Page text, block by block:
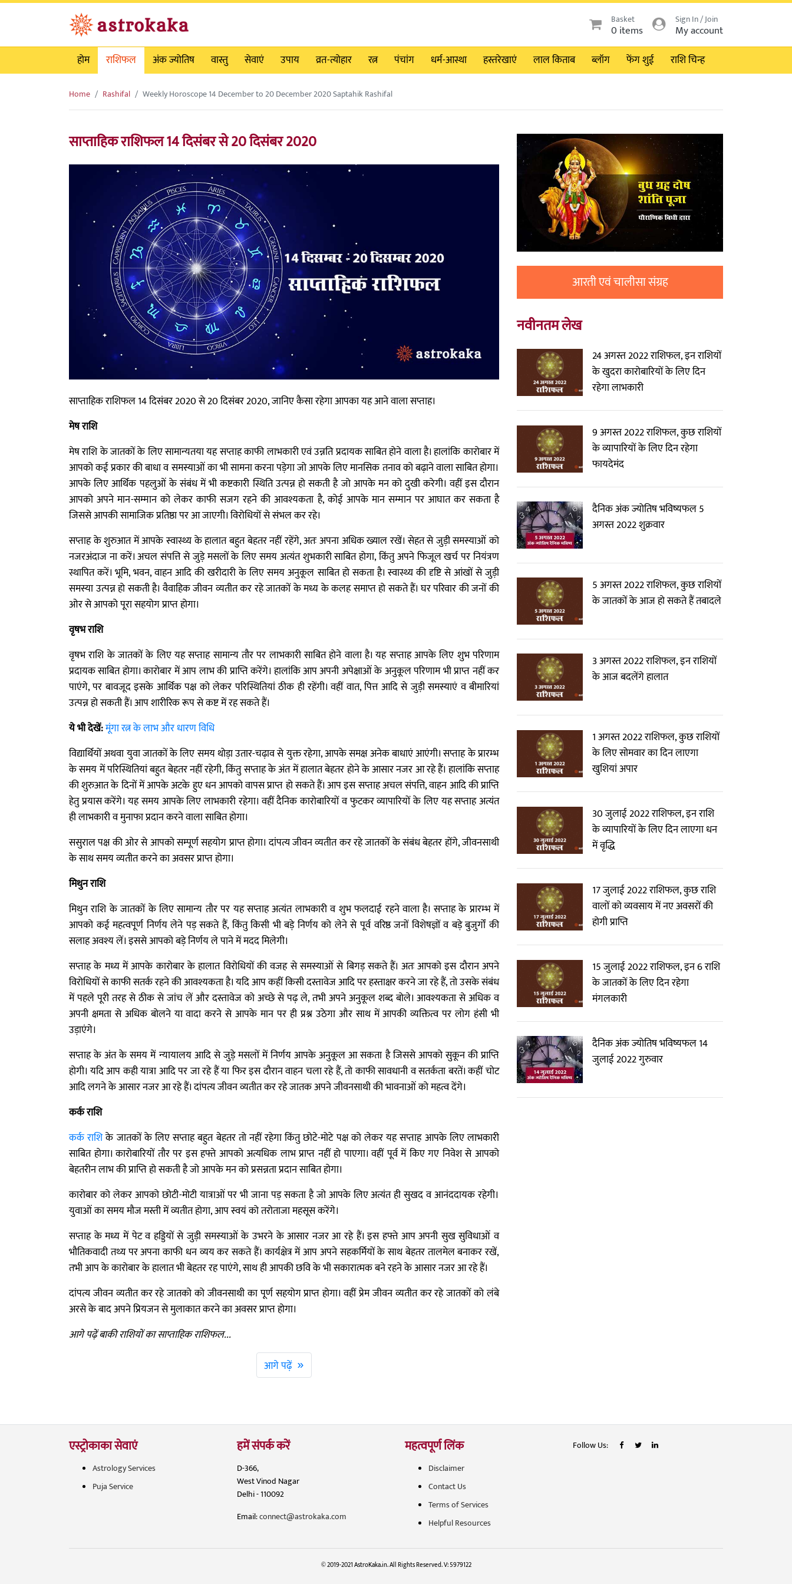
Basket
0 items
Sign In / Join
My account
होम
राशिफल अंक ज्योतिष वास्तु सेवाएं उपाय व्रत-त्योहार रत्न पंचांग धर्म-आस्था हस्तरेखाएं लाल किताब ब्लॉग फेंग शुई राशि चिन्ह
Home Rashifal Weekly Horoscope 14 December to 20 December 2020 Saptahik Rashifal
साप्ताहिक राशिफल 14 दिसंबर से 20 दिसंबर 2020
साप्ताहिक राशिफल 14 दिसंबर 2020 से 20 दिसंबर 2020, जानिए कैसा रहेगा आपका यह आने वाला सप्ताह।
मेष राशि
मेष राशि के जातकों के लिए सामान्यतया यह सप्ताह काफी लाभकारी एवं उन्नति प्रदायक साबित होने वाला है। हालांकि कारोबार में
आपको कई प्रकार की बाधा व समस्याओं का भी सामना करना पड़ेगा जो आपके लिए मानसिक तनाव को बढ़ाने वाला साबित होगा।
आपके लिए आर्थिक पहलुओं के संबंध में भी कष्टकारी स्थिति उत्पन्न हो सकती है जो आपके मन को दुखी करेगी। वहीं इस दौरान
आपको अपने मान-सम्मान को लेकर काफी सजग रहने की आवश्यकता है, कोई आपके मान सम्मान पर आघात कर सकता है
जिससे आपकी सामाजिक प्रतिष्ठा पर आ जाएगी। विरोधियों से संभल कर रहे।
सप्ताह के शुरुआत में आपके स्वास्थ्य के हालात बहुत बेहतर नहीं रहेंगे, अतः अपना अधिक ख्याल रखें। सेहत से जुड़ी समस्याओं को
नजरअंदाज ना करें। अचल संपत्ति से जुड़े मसलों के लिए समय अत्यंत शुभकारी साबित होगा, किंतु अपने फिजूल खर्च पर नियंत्रण
स्थापित करें। भूमि, भवन, वाहन आदि की खरीदारी के लिए समय अनुकूल साबित हो सकता है। स्वास्थ्य की दृष्टि से आंखों से जुड़ी
समस्या उत्पन्न हो सकती है। वैवाहिक जीवन व्यतीत कर रहे जातकों के मध्य के कलह समाप्त हो सकते हैं। घर परिवार की जनों की
ओर से आपको पूरा सहयोग प्राप्त होगा।
वृषभ राशि
वृषभ राशि के जातकों के लिए यह सप्ताह सामान्य तौर पर लाभकारी साबित होने वाला है। यह सप्ताह आपके लिए शुभ परिणाम
प्रदायक साबित होगा। कारोबार में आप लाभ की प्राप्ति करेंगे। हालांकि आप अपनी अपेक्षाओं के अनुकूल परिणाम भी प्राप्त नहीं कर
पाएंगे, पर बावजूद इसके आर्थिक पक्ष को लेकर परिस्थितियां ठीक ही रहेंगी। वहीं वात, पित्त आदि से जुड़ी समस्याएं व बीमारियां
उत्पन्न हो सकती हैं। आप शारीरिक रूप से कष्ट में रह सकते हैं।
ये भी देखें:मूंगा रत्न के लाभ और धारण विधि
विद्यार्थियों अथवा युवा जातकों के लिए समय थोड़ा उतार-चढ़ाव से युक्त रहेगा, आपके समक्ष अनेक बाधाएं आएंगी। सप्ताह के प्रारम्भ
के समय में परिस्थितियां बहुत बेहतर नहीं रहेगी, किंतु सप्ताह के अंत में हालात बेहतर होने के आसार नजर आ रहे हैं। हालांकि सप्ताह
की शुरुआत के दिनों में आपके अटके हुए धन आपको वापस प्राप्त हो सकते हैं। आप इस सप्ताह अचल संपत्ति, वाहन आदि की प्राप्ति
हेतु प्रयास करेंगे। यह समय आपके लिए लाभकारी रहेगा। वहीं दैनिक कारोबारियों व फुटकर व्यापारियों के लिए यह सप्ताह अत्यंत
ही लाभकारी व मुनाफा प्रदान करने वाला साबित होगा।
ससुराल पक्ष की ओर से आपको सम्पूर्ण सहयोग प्राप्त होगा। दांपत्य जीवन व्यतीत कर रहे जातकों के संबंध बेहतर होंगे, जीवनसाथी
के साथ समय व्यतीत करने का अवसर प्राप्त होगा।
मिथुन राशि
मिथुन राशि के जातकों के लिए सामान्य तौर पर यह सप्ताह अत्यंत लाभकारी व शुभ फलदाई रहने वाला है। सप्ताह के प्रारम्भ में
आपको कई महत्वपूर्ण निर्णय लेने पड़ सकते हैं, किंतु किसी भी बड़े निर्णय को लेने से पूर्व वरिष्ठ जनों विशेषज्ञों व बड़े बुजुर्गों की
सलाह अवश्य लें। इससे आपको बड़े निर्णय ले पाने में मदद मिलेगी।
सप्ताह के मध्य में आपके कारोबार के हालात विरोधियों की वजह से समस्याओं से बिगड़ सकते हैं। अतः आपको इस दौरान अपने
विरोधियों से काफी सतर्क रहने की आवश्यकता है। यदि आप कहीं किसी दस्तावेज आदि पर हस्ताक्षर करने जा रहे हैं, तो उसके संबंध
में पहले पूरी तरह से ठीक से जांच लें और दस्तावेज को अच्छे से पढ़ ले, तभी अपने अनुकूल शब्द बोले। आवश्यकता से अधिक व
अपनी क्षमता से अधिक बोलने या वादा करने से आपके मान पर ही प्रश्न उठेगा और साथ में आपकी व्यक्तित्व पर लोग हंसी भी
उड़ाएंगे।
सप्ताह के अंत के समय में न्यायालय आदि से जुड़े मसलों में निर्णय आपके अनुकूल आ सकता है जिससे आपको सुकून की प्राप्ति
होगी। यदि आप कही यात्रा आदि पर जा रहे हैं या फिर इस दौरान वाहन चला रहे हैं, तो काफी सावधानी व सतर्कता बरतें। कहीं चोट
आदि लगने के आसार नजर आ रहे हैं। दांपत्य जीवन व्यतीत कर रहे जातक अपने जीवनसाथी की भावनाओं को महत्व देंगे।
कर्क राशि
कर्क राशिके जातकों के लिए सप्ताह बहुत बेहतर तो नहीं रहेगा किंतु छोटे-मोटे पक्ष को लेकर यह सप्ताह आपके लिए लाभकारी
साबित होगा। कारोबारियों तौर पर इस हफ्ते आपको अत्यधिक लाभ प्राप्त नहीं हो पाएगा। वहीं पूर्व में किए गए निवेश से आपको
बेहतरीन लाभ की प्राप्ति हो सकती है जो आपके मन को प्रसन्नता प्रदान साबित होगा।
कारोबार को लेकर आपको छोटी-मोटी यात्राओं पर भी जाना पड़ सकता है जो आपके लिए अत्यंत ही सुखद व आनंददायक रहेगी।
युवाओं का समय मौज मस्ती में व्यतीत होगा, आप स्वयं को तरोताजा महसूस करेंगे।
सप्ताह के मध्य में पेट व हड्डियों से जुड़ी समस्याओं के उभरने के आसार नजर आ रहे हैं। इस हफ्ते आप अपनी सुख सुविधाओं व
भौतिकवादी तथ्य पर अपना काफी धन व्यय कर सकते हैं। कार्यक्षेत्र में आप अपने सहकर्मियों के साथ बेहतर तालमेल बनाकर रखें,
तभी आप के कारोबार के हालात भी बेहतर रह पाएंगे, साथ ही आपकी छवि के भी सकारात्मक बने रहने के आसार नजर आ रहे हैं।
दांपत्य जीवन व्यतीत कर रहे जातको को जीवनसाथी का पूर्ण सहयोग प्राप्त होगा। वहीं प्रेम जीवन व्यतीत कर रहे जातकों को लंबे
अरसे के बाद अपने प्रियजन से मुलाकात करने का अवसर प्राप्त होगा।
आगे पढ़ें बाकी राशियों का साप्ताहिक राशिफल...
आगे पढ़ें »
आरती एवं चालीसा संग्रह
नवीनतम लेख
24 अगस्त 2022 राशिफल, इन राशियों
के खुदरा कारोबारियों के लिए दिन
रहेगा लाभकारी
9 अगस्त 2022 राशिफल, कुछ राशियों
के व्यापारियों के लिए दिन रहेगा
फायदेमंद
दैनिक अंक ज्योतिष भविष्यफल 5
अगस्त 2022 शुक्रवार
5 अगस्त 2022 राशिफल, कुछ राशियों
के जातकों के आज हो सकते हैं तबादले
3 अगस्त 2022 राशिफल, इन राशियों
के आज बदलेंगे हालात
1 अगस्त 2022 राशिफल, कुछ राशियों
के लिए सोमवार का दिन लाएगा
खुशियां अपार
30 जुलाई 2022 राशिफल, इन राशि
के व्यापारियों के लिए दिन लाएगा धन
में वृद्धि
17 जुलाई 2022 राशिफल, कुछ राशि
वालों को व्यवसाय में नए अवसरों की
होगी प्राप्ति
15 जुलाई 2022 राशिफल, इन 6 राशि
के जातकों के लिए दिन रहेगा
मंगलकारी
दैनिक अंक ज्योतिष भविष्यफल 14
जुलाई 2022 गुरुवार
एस्ट्रोकाका सेवाएं
Astrology Services
Puja Service
हमें संपर्क करें
D-366,
West Vinod Nagar
Delhi - 110092
Email:connect@astrokaka.com
महत्वपूर्ण लिंक
Disclaimer
Contact Us
Terms of Services
Helpful Resources
Follow Us:
© 2019-2021 AstroKaka.in. All Rights Reserved. V: 5979122